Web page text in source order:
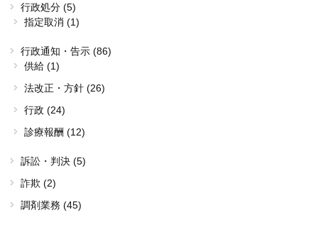
行政処分 (5)
指定取消 (1)
行政通知・告示 (86)
供給 (1)
法改正・方針 (26)
行政 (24)
診療報酬 (12)
訴訟・判決 (5)
詐欺 (2)
調剤業務 (45)